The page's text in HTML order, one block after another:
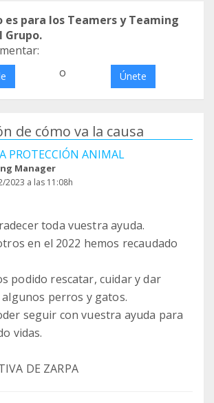
es para los Teamers y Teaming
Grupo.
o Únete
de cómo va la causa
PROTECCIÓN ANIMAL
Manager
2023 a las 11:08h
toda vuestra ayuda.
en el 2022 hemos recaudado
podido rescatar, cuidar y dar
perros y gatos.
seguir con vuestra ayuda para
vidas.
DE ZARPA